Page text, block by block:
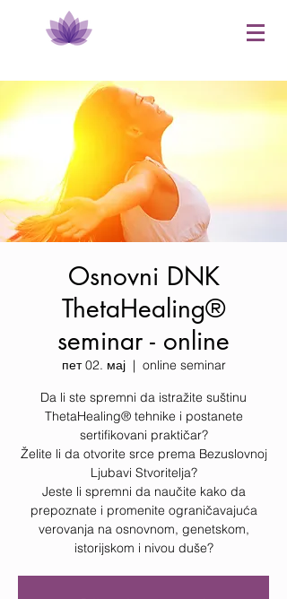
Osnovni DNK
ThetaHealing®
seminar - online
пет 02. мај
  |
online seminar
Da li ste spremni da istražite suštinu
ThetaHealing® tehnike i postanete
sertifikovani praktičar?
Želite li da otvorite srce prema Bezuslovnoj
Ljubavi Stvoritelja?
Jeste li spremni da naučite kako da
prepoznate i promenite ograničavajuća
verovanja na osnovnom, genetskom,
istorijskom i nivou duše?